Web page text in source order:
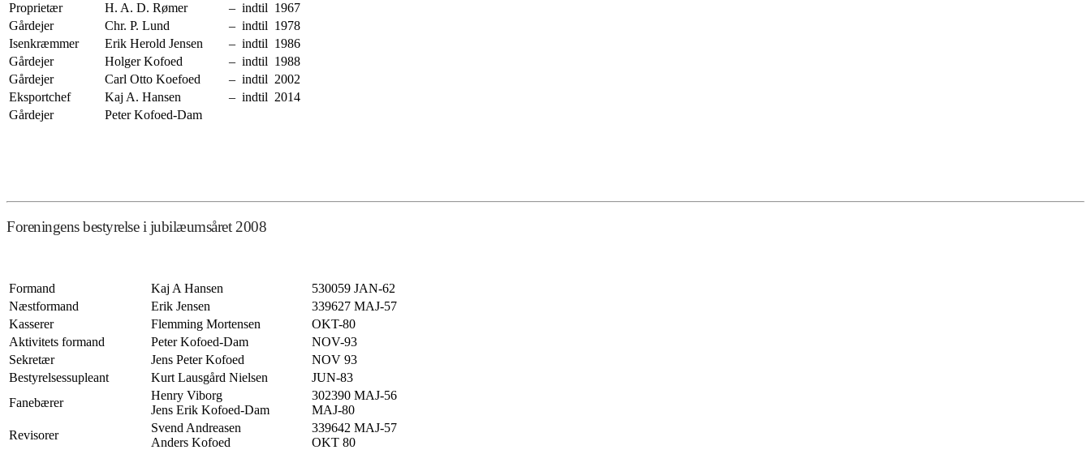
Proprietær
H. A. D. Rømer
– indtil 1967
Gårdejer
Chr. P. Lund
– indtil 1978
Isenkræmmer
Erik Herold Jensen
– indtil 1986
Gårdejer
Holger Kofoed
– indtil 1988
Gårdejer
Carl Otto Koefoed
– indtil 2002
Eksportchef
Kaj A. Hansen
– indtil 2014
Gårdejer
Peter Kofoed-Dam
Foreningens bestyrelse i jubilæumsåret 2008
Formand Kaj A Hansen
530059 JAN-62
Næstformand
Erik Jensen
339627 MAJ-57
Kasserer
Flemming Mortensen
OKT-80
Aktivitets formand
Peter Kofoed-Dam
NOV-93
Sekretær
Jens Peter Kofoed
NOV 93
Bestyrelsessupleant
Kurt Lausgård Nielsen
JUN-83
Fanebærer
Henry Viborg
Jens Erik Kofoed-Dam
302390 MAJ-56
MAJ-80
Revisorer
Svend Andreasen
Anders Kofoed
339642 MAJ-57
OKT 80